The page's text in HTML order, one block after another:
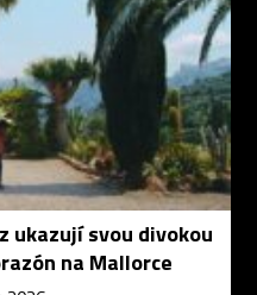
ukazují svou divokou
na Mallorce